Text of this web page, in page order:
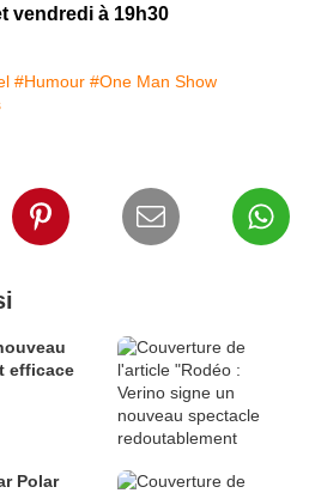
vendredi à 19h30
#Humour #One Man Show
efficace
Polar